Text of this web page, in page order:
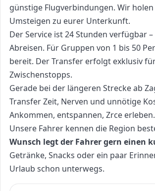
günstige Flugverbindungen. Wir
Umsteigen zu eurer Unterkunft.
Der Service ist 24 Stunden verfügbar
Abreisen. Für Gruppen von 1 bis 50
bereit. Der Transfer erfolgt exklusiv
Zwischenstopps.
Gerade bei der längeren Strecke ab
Transfer Zeit, Nerven und unnötige
Ankommen, entspannen, Zrce erleben.
Unsere Fahrer kennen die Region
Wunsch legt der Fahrer gern einen
Getränke, Snacks oder ein paar
Urlaub schon unterwegs.